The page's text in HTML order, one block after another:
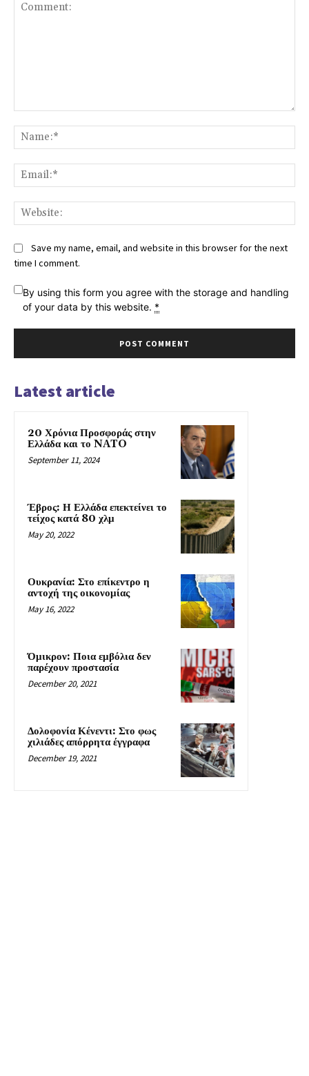
Save my name, email, and website in this browser for the next
time I comment.
By using this form you agree with the storage and handling
of your data by this website. *
Latest article
20 Χρόνια Προσφοράς στην
Ελλάδα και το NATO
September 11, 2024
Έβρος: Η Ελλάδα επεκτείνει το
τείχος κατά 80 χλμ
May 20, 2022
Ουκρανία: Στο επίκεντρο η
αντοχή της οικονομίας
May 16, 2022
Όμικρον: Ποια εμβόλια δεν
παρέχουν προστασία
December 20, 2021
Δολοφονία Κένεντι: Στο φως
χιλιάδες απόρρητα έγγραφα
December 19, 2021